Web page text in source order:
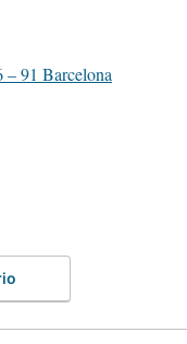
– 91 Barcelona